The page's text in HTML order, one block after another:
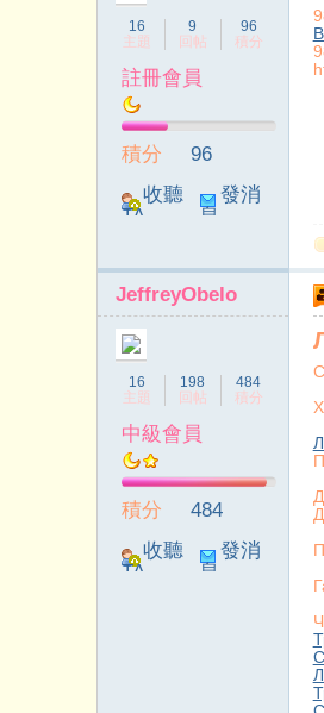
16
主題
9
回帖
96
積分
註冊會員
積分
96
收聽
TA
發消
息
JeffreyObelo
16
主題
198
回帖
484
積分
中級會員
積分
484
收聽
TA
發消
息